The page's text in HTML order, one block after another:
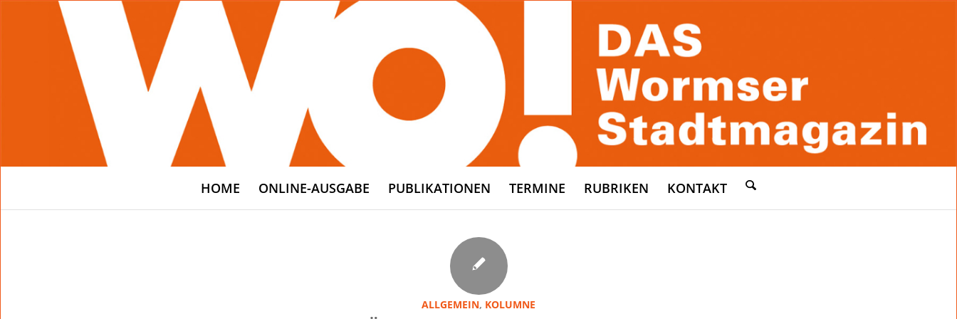
HOME ONLINE-AUSGABE PUBLIKATIONEN TERMINE RUBRIKEN KONTAKT
ALLGEMEIN, KOLUMNE